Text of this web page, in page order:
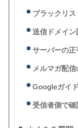
ブラックリ
送信ドメイ
サーバーの
メルマガ配
Googleガイ
受信者側で